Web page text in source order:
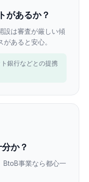
があるか？
設は審査が厳しい傾
あると安心。
銀行などとの提携
か？
BtoB事業なら都心一